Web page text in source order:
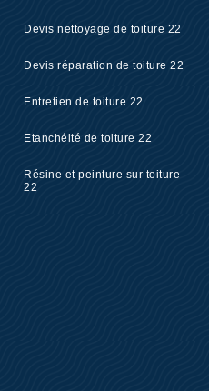
Devis nettoyage de toiture 22
Devis réparation de toiture 22
Entretien de toiture 22
Etanchéité de toiture 22
Résine et peinture sur toiture
22